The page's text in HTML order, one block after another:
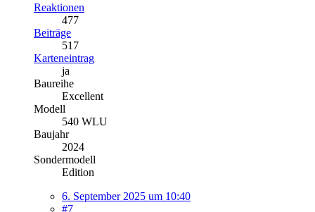
Reaktionen
477
Beiträge
517
Karteneintrag
ja
Baureihe
Excellent
Modell
540 WLU
Baujahr
2024
Sondermodell
Edition
6. September 2025 um 10:40
#7